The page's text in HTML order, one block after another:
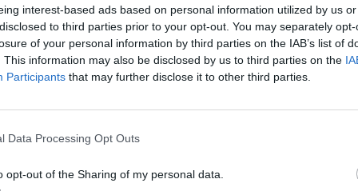
interest-based ads based on personal information utilized by us
to third parties prior to your opt-out. You may separately
of your personal information by third parties on the IAB’s list of
This information may also be disclosed by us to third parties on the
Participants that may further disclose it to other third parties.
Data Processing Opt Outs
opt-out of the Sharing of my personal data.
bizakodni lehet, hogy jövő
a Bechtel első kapavágása
a szakaszt.
is magában foglalja: az 1,8 kilométeres